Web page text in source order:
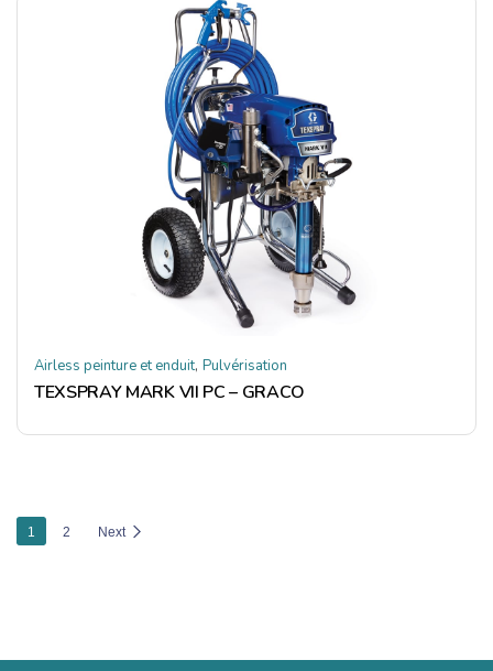
Airless peinture et enduit, Pulvérisation
TEXSPRAY MARK VII PC – GRACO
1 2 Next